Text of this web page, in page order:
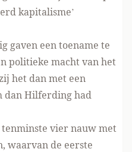
kapitalisme’
gaven een toename te
politieke macht van het
het dan met een
dan Hilferding had
tenminste vier nauw met
waarvan de eerste